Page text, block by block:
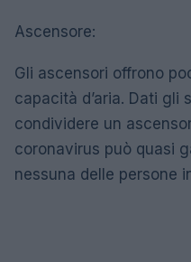
Ascensore:
Gli ascensori offrono
capacità d’aria. Dati gli
condividere un
coronavirus può quasi
nessuna delle persone